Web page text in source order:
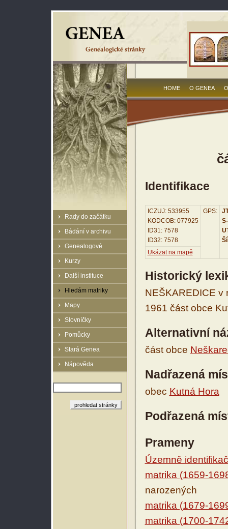
Rady do začátku
Bádání v archivu
Genealogové
Kurzy
Další instituce
Hledám matriky
Mapy
Slovníčky
Pomůcky
Stará Genea
Nápověda
HOME O GENEA
Identifikace
ICZUJ: 533955
KODCOB: 077925
ID31: 7578
ID32: 7578
GPS:
Ukázat na mapě
Historický
NEŠKAREDICE v
1961 část obce
Alternativní
část obce
Nadřazená
obec Kutná Hora
Podřazená
Prameny
Územně
matrika (1659-
narozených
matrika (1679-
matrika (1700-